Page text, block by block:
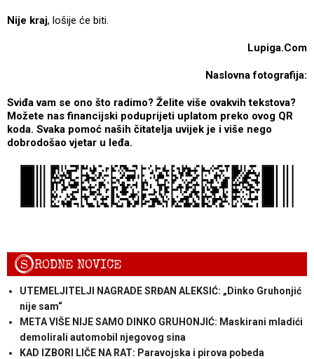
Nije kraj, lošije će biti.
Lupiga.Com
Naslovna fotografija:
Sviđa vam se ono što radimo? Želite više ovakvih tekstova?
Možete nas financijski poduprijeti uplatom preko ovog QR
koda. Svaka pomoć naših čitatelja uvijek je i više nego
dobrodošao vjetar u leđa.
SRODNE NOVICE
UTEMELJITELJI NAGRADE SRĐAN ALEKSIĆ: „Dinko Gruhonjić
nije sam“
META VIŠE NIJE SAMO DINKO GRUHONJIĆ: Maskirani mladići
demolirali automobil njegovog sina
KAD IZBORI LIČE NA RAT: Paravojska i pirova pobeda